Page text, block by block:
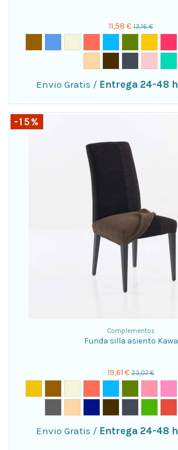
11,58 € 13,16 €
Envio Gratis / Entrega 24-48 h
-15%
Complementos
Funda silla asiento Kawa
19,61 € 23,07 €
Envio Gratis / Entrega 24-48 h